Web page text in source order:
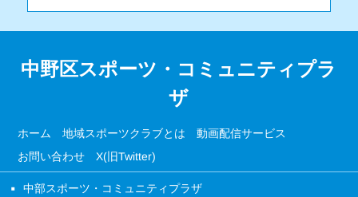
中野区スポーツ・コミュニティプラ
ザ
ホーム 地域スポーツクラブとは 動画配信サービス
お問い合わせ X(旧Twitter)
中部スポーツ・コミュニティプラザ